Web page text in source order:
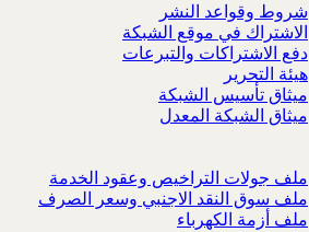
شروط وقواعد النشر
الاشتراك في موقع الشبكة
دفع الاشتراكات والتبرعات
هيئة التحرير
ميثاق تأسيس الشبكة
ميثاق الشبكة المعدل
ملف جولات التراخيص وعقود الخدمة
ملف سوق النقد الاجنبي وسعر الصرف
ملف أزمة الكهرباء